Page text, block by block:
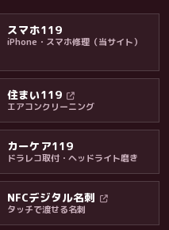
スマホ119
iPhone・スマホ修理（当サイト）
住まい119
エアコンクリーニング
カーケア119
ドラレコ取付・ヘッドライト磨き
NFCデジタル名刺
タッチで渡せる名刺